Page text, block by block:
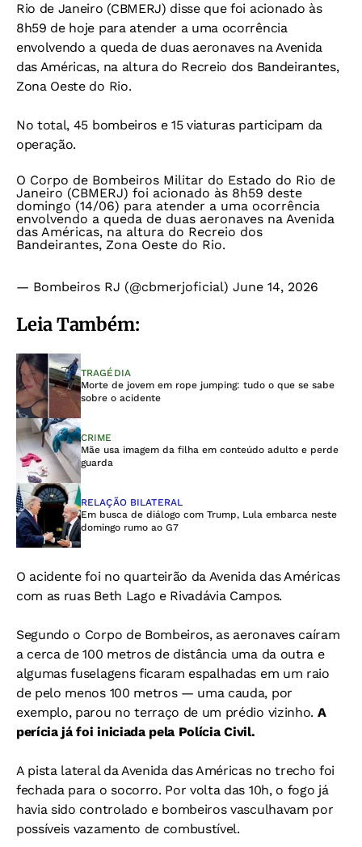
Rio de Janeiro (CBMERJ) disse que foi acionado às
8h59 de hoje para atender a uma ocorrência
envolvendo a queda de duas aeronaves na Avenida
das Américas, na altura do Recreio dos Bandeirantes,
Zona Oeste do Rio.
No total, 45 bombeiros e 15 viaturas participam da
operação.
O Corpo de Bombeiros Militar do Estado do Rio de
Janeiro (CBMERJ) foi acionado às 8h59 deste
domingo (14/06) para atender a uma ocorrência
envolvendo a queda de duas aeronaves na Avenida
das Américas, na altura do Recreio dos
Bandeirantes, Zona Oeste do Rio.
— Bombeiros RJ (@cbmerjoficial) June 14, 2026
Leia Também:
TRAGÉDIA
Morte de jovem em rope jumping: tudo o que se sabe
sobre o acidente
CRIME
Mãe usa imagem da filha em conteúdo adulto e perde
guarda
RELAÇÃO BILATERAL
Em busca de diálogo com Trump, Lula embarca neste
domingo rumo ao G7
O acidente foi no quarteirão da Avenida das Américas
com as ruas Beth Lago e Rivadávia Campos.
Segundo o Corpo de Bombeiros, as aeronaves caíram
a cerca de 100 metros de distância uma da outra e
algumas fuselagens ficaram espalhadas em um raio
de pelo menos 100 metros — uma cauda, por
exemplo, parou no terraço de um prédio vizinho. A
perícia já foi iniciada pela Polícia Civil.
A pista lateral da Avenida das Américas no trecho foi
fechada para o socorro. Por volta das 10h, o fogo já
havia sido controlado e bombeiros vasculhavam por
possíveis vazamento de combustível.